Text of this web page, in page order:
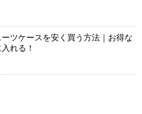
ツケースを安く買う方法｜お得な
れる！